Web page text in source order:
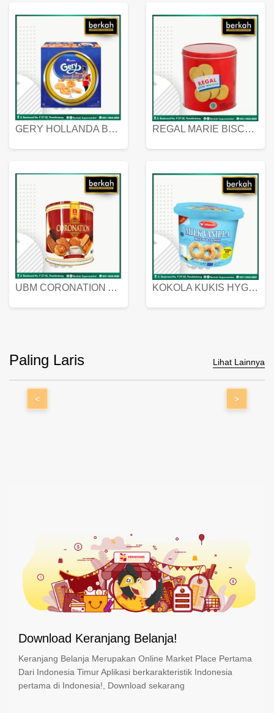
GERY HOLLANDA BUTTER COOKIES 450 GRAM REGAL MARIE BISCUIT KALENG 550 GRAM
UBM CORONATION ASSORTED BISKUIT KALENG 450 GRAM KOKOLA KUKIS HYGIENIC MILK VANILLA PACK 320 GR
Paling Laris Lihat Lainnya
< >
Download Keranjang Belanja!
Keranjang Belanja Merupakan Online Market Place Pertama
Dari Indonesia Timur Aplikasi berkarakteristik Indonesia
pertama di Indonesia!, Download sekarang